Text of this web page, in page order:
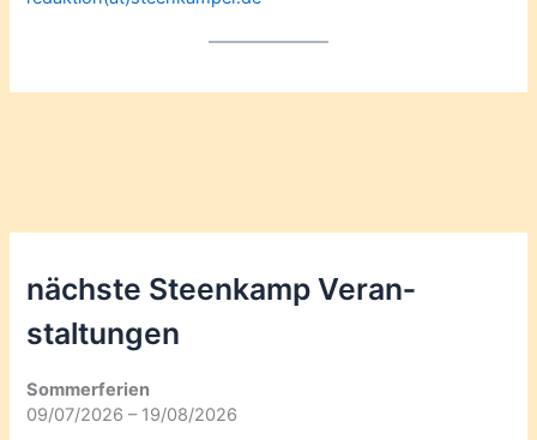
nächste Steenkamp Veran­
staltungen
Sommerferien
09/07/2026 – 19/08/2026